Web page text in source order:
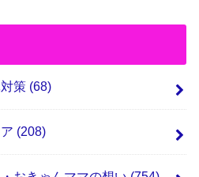
策 (68)
(208)